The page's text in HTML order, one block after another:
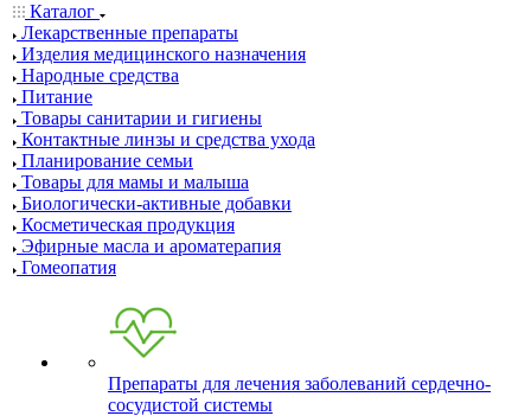
Каталог
Лекарственные препараты
Изделия медицинского назначения
Народные средства
Питание
Товары санитарии и гигиены
Контактные линзы и средства ухода
Планирование семьи
Товары для мамы и малыша
Биологически-активные добавки
Косметическая продукция
Эфирные масла и ароматерапия
Гомеопатия
Препараты для лечения заболеваний сердечно-
сосудистой системы